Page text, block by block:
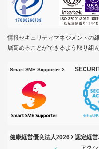
情報セキュリティマネジメントの
層高めることができるよう取り組
Smart SME Supporter
健康経営優良法人2026
認定経
アク